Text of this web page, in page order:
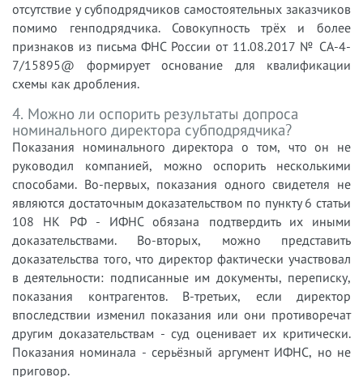
отсутствие у субподрядчиков самостоятельных заказчиков
помимо генподрядчика. Совокупность трёх и более
признаков из письма ФНС России от 11.08.2017 № СА-4-
7/15895@ формирует основание для квалификации
схемы как дробления.
4. Можно ли оспорить результаты допроса
номинального директора субподрядчика?
Показания номинального директора о том, что он не
руководил компанией, можно оспорить несколькими
способами. Во-первых, показания одного свидетеля не
являются достаточным доказательством по пункту 6 статьи
108 НК РФ - ИФНС обязана подтвердить их иными
доказательствами. Во-вторых, можно представить
доказательства того, что директор фактически участвовал
в деятельности: подписанные им документы, переписку,
показания контрагентов. В-третьих, если директор
впоследствии изменил показания или они противоречат
другим доказательствам - суд оценивает их критически.
Показания номинала - серьёзный аргумент ИФНС, но не
приговор.